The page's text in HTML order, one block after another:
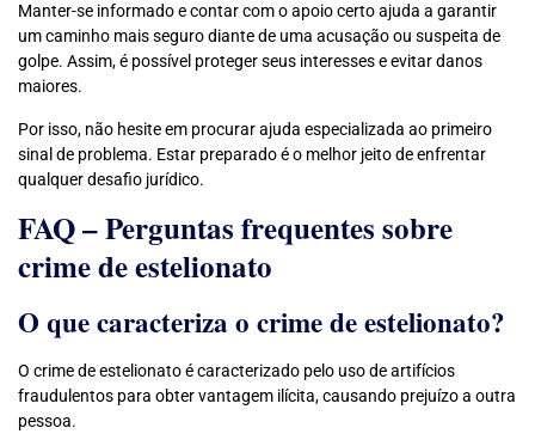
Manter-se informado e contar com o apoio certo ajuda a garantir
um caminho mais seguro diante de uma acusação ou suspeita de
golpe. Assim, é possível proteger seus interesses e evitar danos
maiores.
Por isso, não hesite em procurar ajuda especializada ao primeiro
sinal de problema. Estar preparado é o melhor jeito de enfrentar
qualquer desafio jurídico.
FAQ – Perguntas frequentes sobre
crime de estelionato
O que caracteriza o crime de estelionato?
O crime de estelionato é caracterizado pelo uso de artifícios
fraudulentos para obter vantagem ilícita, causando prejuízo a outra
pessoa.